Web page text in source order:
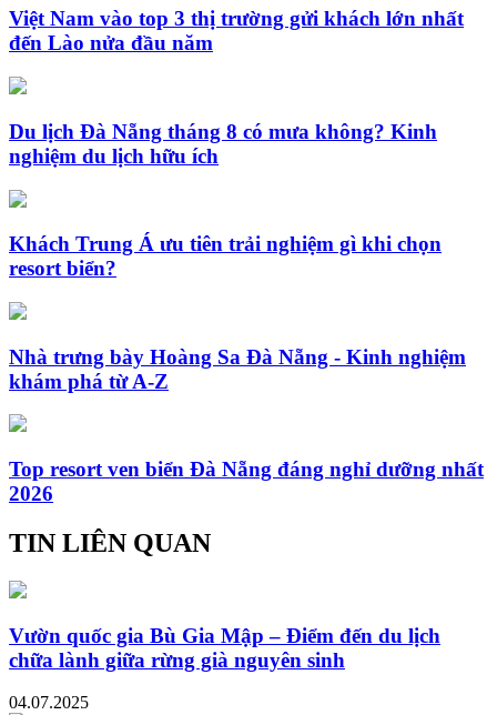
Việt Nam vào top 3 thị trường gửi khách lớn nhất
đến Lào nửa đầu năm
Du lịch Đà Nẵng tháng 8 có mưa không? Kinh
nghiệm du lịch hữu ích
Khách Trung Á ưu tiên trải nghiệm gì khi chọn
resort biển?
Nhà trưng bày Hoàng Sa Đà Nẵng - Kinh nghiệm
khám phá từ A-Z
Top resort ven biển Đà Nẵng đáng nghỉ dưỡng nhất
2026
TIN LIÊN QUAN
Vườn quốc gia Bù Gia Mập – Điểm đến du lịch
chữa lành giữa rừng già nguyên sinh
04.07.2025